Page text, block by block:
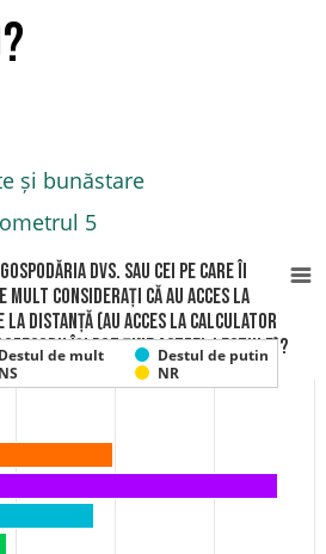
și bunăstare
5
Dvs. sau cei pe care îi
mult considerați că au acces la
la distanță (au acces la calculator
își pot ține astfel lectiile)?
Destul de mult
Destul de putin
NS NR